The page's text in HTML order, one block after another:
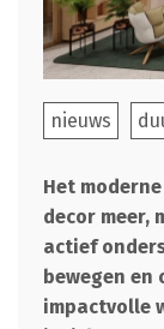
nieuws
Het
decor meer,
actief
bewegen en
impactvolle